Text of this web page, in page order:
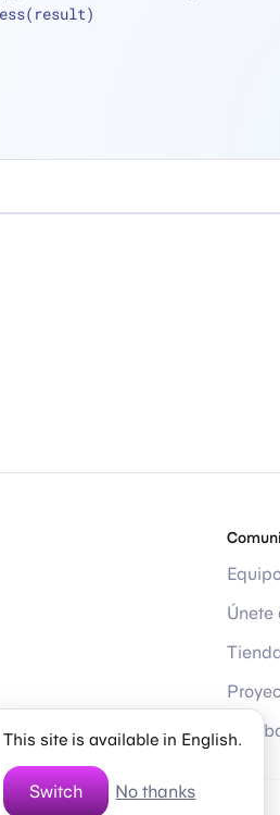
process(result)
Únete
This site is available in English.
Switch No thanks